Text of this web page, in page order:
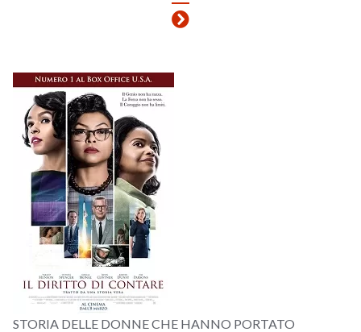
STORIA DELLE DONNE CHE HANNO PORTATO